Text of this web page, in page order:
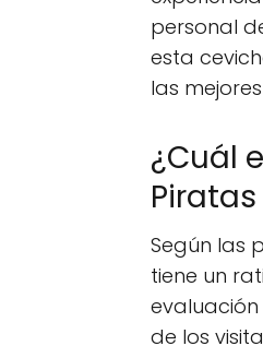
personal
esta
las
¿Cuál
Según las
tiene un
evaluación
de los